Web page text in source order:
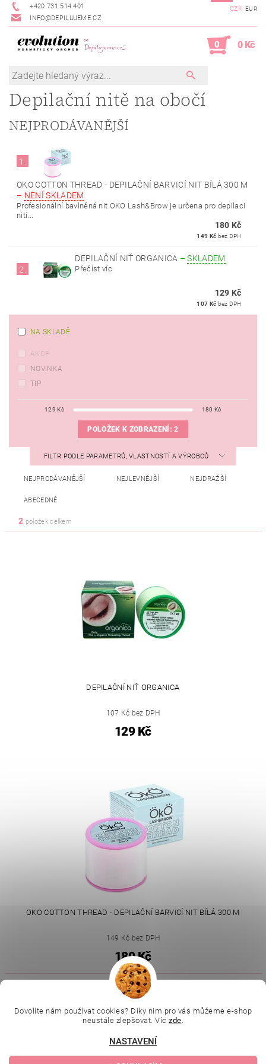
+420 731 514 401
INFO@DEPILUJEME.CZ
CZK EUR
0 0 Kč
Depilační nitě na obočí
NEJPRODÁVANĚJŠÍ
1.
OKO COTTON THREAD - DEPILAČNÍ BARVICÍ NIT BÍLÁ 300 M
– NENÍ SKLADEM
Profesionální bavlněná nit OKO Lash&Brow je určena pro depilaci
nití...
180 Kč
149 Kč bez DPH
2.
DEPILAČNÍ NIŤ ORGANICA –SKLADEM
Přečíst víc
129 Kč
107 Kč bez DPH
NA SKLADĚ
AKCE
NOVINKA
TIP
129 Kč 180 Kč
POLOŽEK K ZOBRAZENÍ:2
FILTR PODLE PARAMETRŮ, VLASTNOSTÍ A VÝROBCŮ
NEJPRODÁVANĚJŠÍ NEJLEVNĚJŠÍ NEJDRAŽŠÍ
ABECEDNĚ
2 položek celkem
DEPILAČNÍ NIŤ ORGANICA
107 Kč bez DPH
129 Kč
OKO COTTON THREAD - DEPILAČNÍ BARVICÍ NIT BÍLÁ 300 M
149 Kč bez DPH
180 Kč
L.C.P. Paris |
Online kosmetické kurzy | Kozmetickyobchod.sk
Dovolíte nám používat cookies? Díky nim pro vás můžeme e-shop
neustále zlepšovat. Víc zde.
NASTAVENÍ